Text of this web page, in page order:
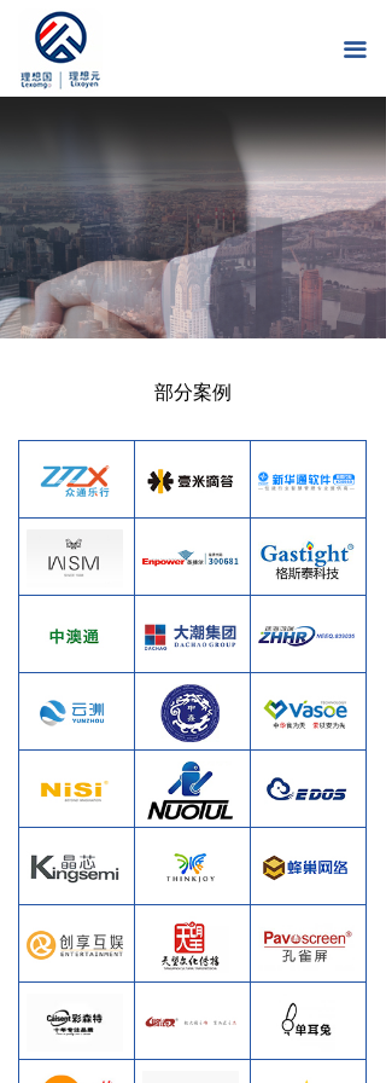
끀
首页
关于我们
通知公告
新闻中心
成功案例
部分案例